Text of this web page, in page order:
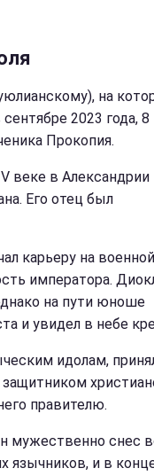
на
2023 года,
Прокопия.
веке в Александрии
Его отец был
карьеру на военной
императора.
на пути юноше
и увидел в небе
идолам,
правителю.
мужественно снес
язычников, и в